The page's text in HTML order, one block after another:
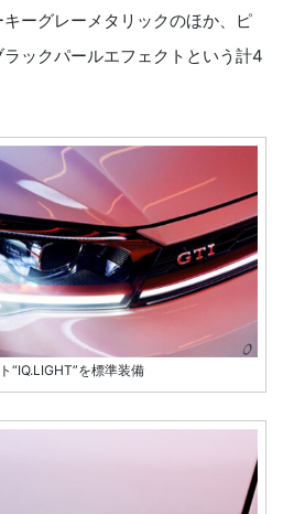
ーグレーメタリックのほか、ピ
ックパールエフェクトという計4
“IQ.LIGHT”を標準装備